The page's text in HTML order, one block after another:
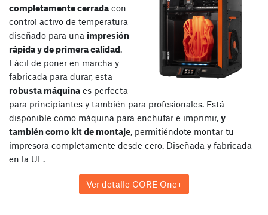
completamente cerrada con
control activo de temperatura
diseñado para una impresión
rápida y de primera calidad.
Fácil de poner en marcha y
fabricada para durar, esta
robusta máquina es perfecta
para principiantes y también para profesionales. Está
disponible como máquina para enchufar e imprimir, y
también como kit de montaje, permitiéndote montar tu
impresora completamente desde cero. Diseñada y fabricada
en la UE.
Ver detalle CORE One+